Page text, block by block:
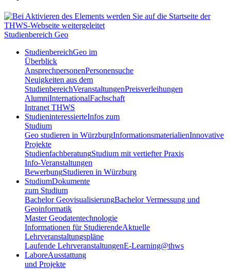
Studienbereich Geo
StudienbereichGeo im
Überblick
AnsprechpersonenPersonensuche
Neuigkeiten aus dem
StudienbereichVeranstaltungenPreisverleihungen
AlumniInternationalFachschaft
Intranet THWS
StudieninteressierteInfos zum
Studium
Geo studieren in WürzburgInformationsmaterialienInnovative
Projekte
StudienfachberatungStudium mit vertiefter Praxis
Info-Veranstaltungen
BewerbungStudieren in Würzburg
StudiumDokumente
zum Studium
Bachelor GeovisualisierungBachelor Vermessung und
Geoinformatik
Master Geodatentechnologie
Informationen für StudierendeAktuelle
Lehrveranstaltungspläne
Laufende LehrveranstaltungenE-Learning@thws
LaboreAusstattung
und Projekte